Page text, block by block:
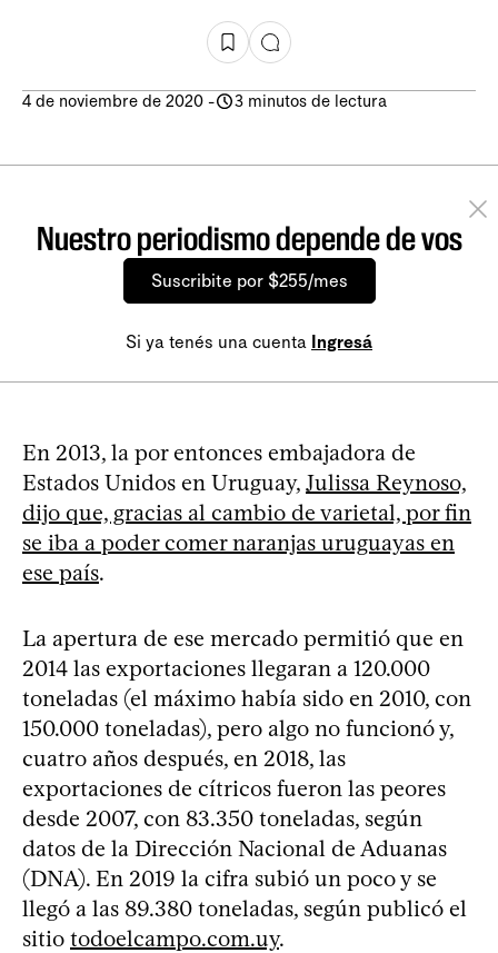
4 de noviembre de 2020 - 3 minutos de lectura
Nuestro periodismo depende de vos
Suscribite por $255/mes
Si ya tenés una cuenta Ingresá
En 2013, la por entonces embajadora de
Estados Unidos en Uruguay, Julissa Reynoso,
dijo que, gracias al cambio de varietal, por fin
se iba a poder comer naranjas uruguayas en
ese país.
La apertura de ese mercado permitió que en
2014 las exportaciones llegaran a 120.000
toneladas (el máximo había sido en 2010, con
150.000 toneladas), pero algo no funcionó y,
cuatro años después, en 2018, las
exportaciones de cítricos fueron las peores
desde 2007, con 83.350 toneladas, según
datos de la Dirección Nacional de Aduanas
(DNA). En 2019 la cifra subió un poco y se
llegó a las 89.380 toneladas, según publicó el
sitio todoelcampo.com.uy.